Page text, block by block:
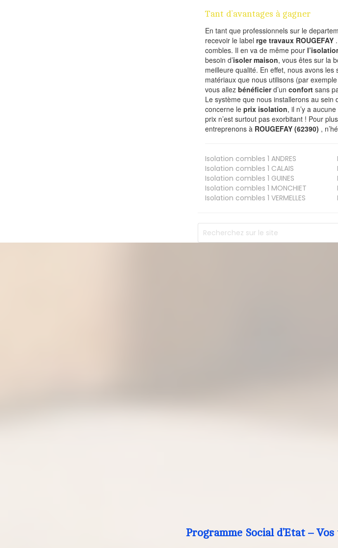
Tant d’avantages à gagner
En tant que professionnels sur le
recevoir le labelrge travaux ROUGEFAY
combles. Il en va de même pour
besoin d’isoler maison, vous êtes sur la
meilleure qualité. En effet, nous avons
matériaux que nous utilisons (par
vous allezbénéficierd’unconfort sans
Le système que nous installerons au sein
concerne leprix isolation, il n’y a
prix n’est surtout pas exorbitant ! Pour plus
entreprenons à ROUGEFAY (62390) ,
Isolation combles 1 ANDRES
Isolation combles 1 CALAIS
Isolation combles 1 GUINES
Isolation combles 1 MONCHIET
Isolation combles 1 VERMELLES
Programme Social d’Etat –